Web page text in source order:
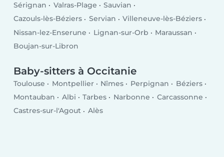
Sérignan Valras-Plage
Sauvian
Cazouls-lès-Béziers
Servian
Villeneuve-lès-Béziers
Nissan-lez-Enserune
Lignan-sur-Orb
Maraussan
Boujan-sur-Libron
Baby-sitters à Occitanie
Toulouse Montpellier Nîmes Perpignan
Béziers
Montauban
Albi Tarbes Narbonne
Carcassonne
Castres-sur-l'Agout
Alès